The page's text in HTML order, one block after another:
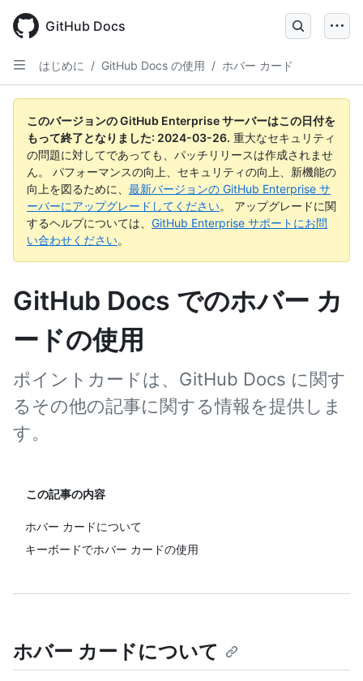
main
content
GitHub Docs
はじめに / GitHub Docs の使用 / ホバー カード
このバージョンの GitHub Enterprise サーバーはこの日付を
もって終了となりました: 2024-03-26. 重大なセキュリティ
の問題に対してであっても、パッチリリースは作成されませ
ん。 パフォーマンスの向上、セキュリティの向上、新機能の
向上を図るために、 最新バージョンの GitHub Enterprise サ
ーバーにアップグレードしてください。 アップグレードに関
するヘルプについては、 GitHub Enterprise サポートにお問
い合わせください。
GitHub Docs でのホバー カ
ードの使用
ポイントカードは、GitHub Docs に関す
るその他の記事に関する情報を提供しま
す。
この記事の内容
ホバー カードについて
キーボードでホバー カードの使用
ホバー カードについて